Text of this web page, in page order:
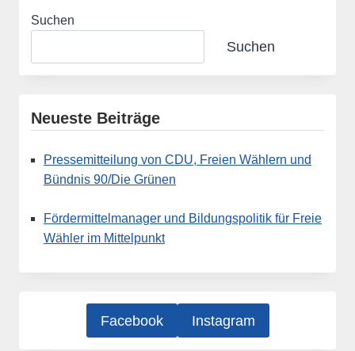
Suchen
Suchen
Neueste Beiträge
Pressemitteilung von CDU, Freien Wählern und
Bündnis 90/Die Grünen
Fördermittelmanager und Bildungspolitik für Freie
Wähler im Mittelpunkt
Facebook Instagram